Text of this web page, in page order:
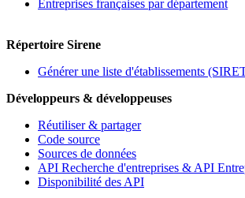
Entreprises françaises par département
Répertoire Sirene
Générer une liste d'établissements
Développeurs & développeuses
Réutiliser & partager
Code source
Sources de données
API Recherche d'entreprises & API
Disponibilité des API